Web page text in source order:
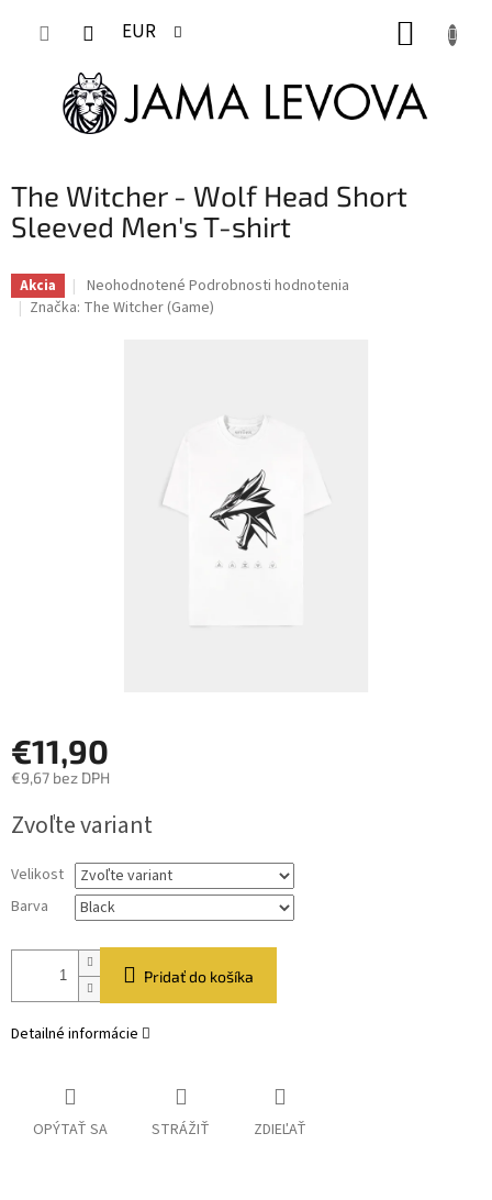
EUR
The Witcher - Wolf Head Short
Sleeved Men's T-shirt
Akcia
Priemerné
hodnotenie
Neohodnotené Podrobnosti hodnotenia
Značka: The Witcher (Game)
€11,90
€9,67 bez DPH
cena:
Zvoľte variant
Velikost
Barva
Pridať do košíka
Detailné informácie
OPÝTAŤ SA STRÁŽIŤ ZDIEĽAŤ